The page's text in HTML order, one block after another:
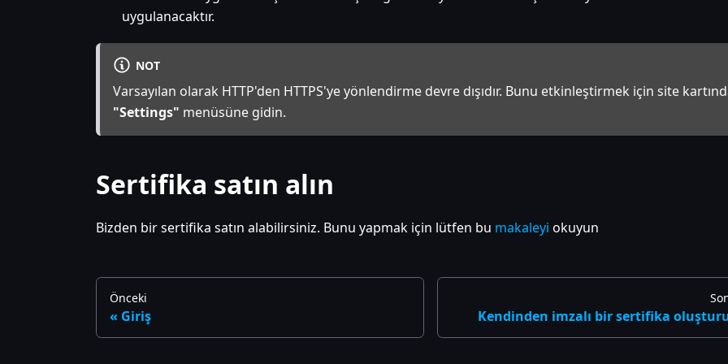
uygulanacaktır.
NOT
Varsayılan olarak HTTP'den HTTPS'ye yönlendirme devre dışıdır. Bunu etkinleştirmek için site
"Settings" menüsüne gidin.
Sertifika satın alın
Bizden bir sertifika satın alabilirsiniz. Bunu yapmak için lütfen bu makaleyi okuyun
Önceki
Giriş Kendinden imzalı bir sertifika